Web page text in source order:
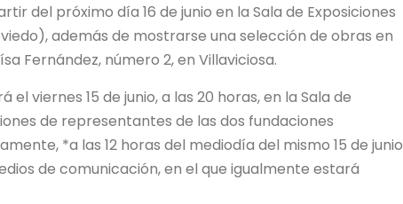
del próximo día 16 de junio en la Sala de Exposiciones
además de mostrarse una selección de obras en
Fernández, número 2, en Villaviciosa.
viernes 15 de junio, a las 20 horas, en la Sala de
de representantes de las dos fundaciones
*a las 12 horas del mediodía del mismo 15 de junio
de comunicación, en el que igualmente estará